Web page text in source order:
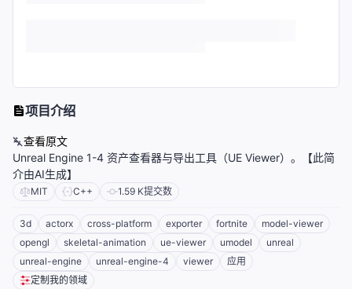
项目介绍
查看原文
Unreal Engine 1-4 资产查看器与导出工具（UE Viewer）。【此简
介由AI生成】
MIT C++ 1.59 K提交数
3d actorx cross-platform exporter fortnite
model-viewer
opengl
skeletal-animation ue-viewer umodel
unreal
unreal-engine
unreal-engine-4 viewer
应用
定制我的领域